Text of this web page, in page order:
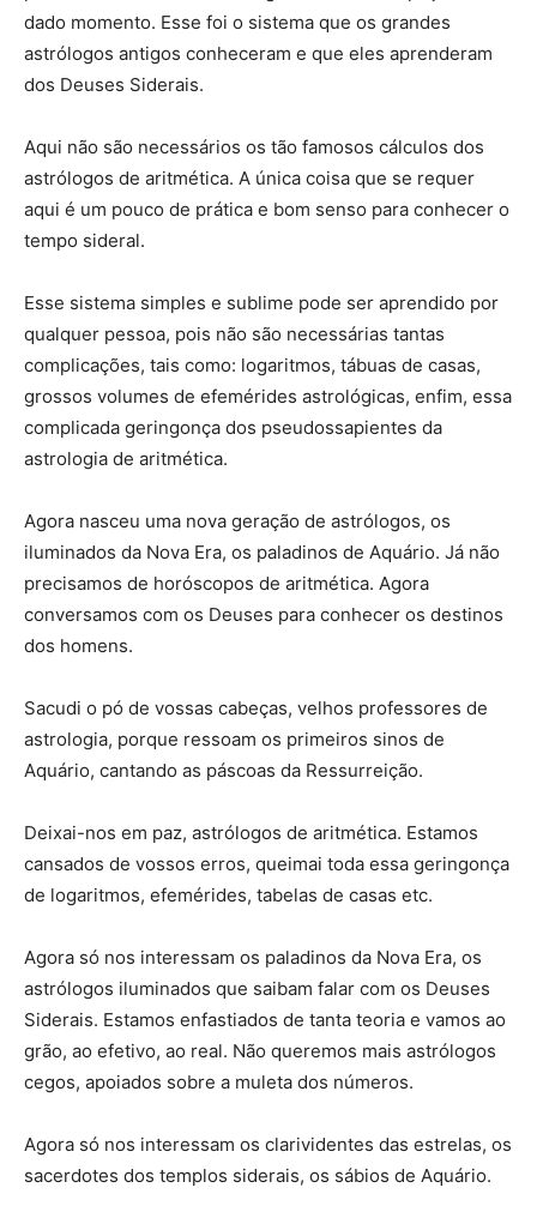
dado momento. Esse foi o sistema que os grandes
astrólogos antigos conheceram e que eles aprenderam
dos Deuses Siderais.
Aqui não são necessários os tão famosos cálculos dos
astrólogos de aritmética. A única coisa que se requer
aqui é um pouco de prática e bom senso para conhecer o
tempo sideral.
Esse sistema simples e sublime pode ser aprendido por
qualquer pessoa, pois não são necessárias tantas
complicações, tais como: logaritmos, tábuas de casas,
grossos volumes de efemérides astrológicas, enfim, essa
complicada geringonça dos pseudossapientes da
astrologia de aritmética.
Agora nasceu uma nova geração de astrólogos, os
iluminados da Nova Era, os paladinos de Aquário. Já não
precisamos de horóscopos de aritmética. Agora
conversamos com os Deuses para conhecer os destinos
dos homens.
Sacudi o pó de vossas cabeças, velhos professores de
astrologia, porque ressoam os primeiros sinos de
Aquário, cantando as páscoas da Ressurreição.
Deixai-nos em paz, astrólogos de aritmética. Estamos
cansados de vossos erros, queimai toda essa geringonça
de logaritmos, efemérides, tabelas de casas etc.
Agora só nos interessam os paladinos da Nova Era, os
astrólogos iluminados que saibam falar com os Deuses
Siderais. Estamos enfastiados de tanta teoria e vamos ao
grão, ao efetivo, ao real. Não queremos mais astrólogos
cegos, apoiados sobre a muleta dos números.
Agora só nos interessam os clarividentes das estrelas, os
sacerdotes dos templos siderais, os sábios de Aquário.